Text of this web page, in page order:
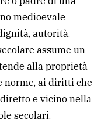
medioevale
autorità.
assume un
alla proprietà
norme, ai diritti che
e vicino nella
secolari.